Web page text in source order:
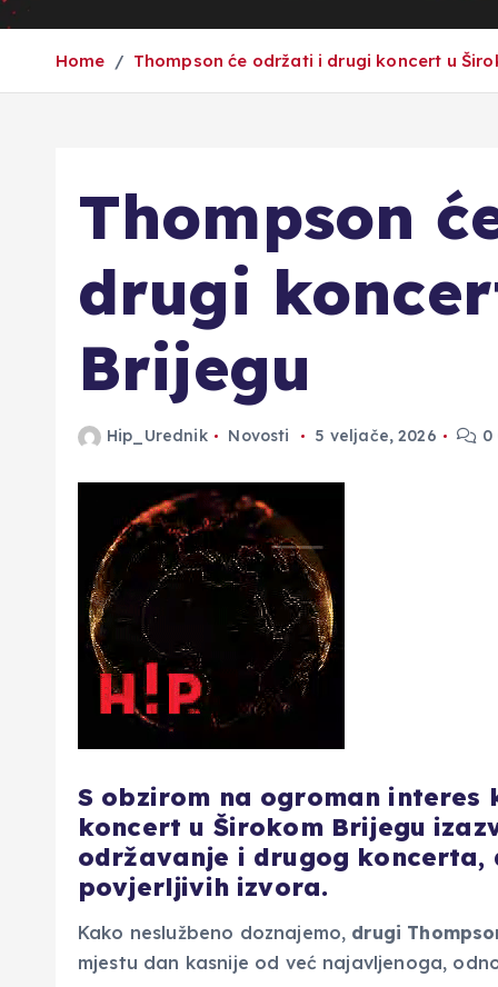
Home Thompson će održati i drugi koncert u
Thompson
drugi
Brijegu
Hip_Urednik Novosti 5 veljače, 2026 0
S obzirom na ogroman
koncert u Širokom Brijegu
održavanje i drugog
povjerljivih izvora.
Kako neslužbeno doznajemo, drugi
mjestu dan kasnije od već najavljenoga,